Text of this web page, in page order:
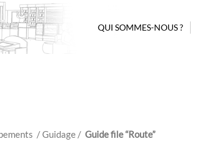
QUI SOMMES-NOUS ?
/Guidage / Guide file “Route”